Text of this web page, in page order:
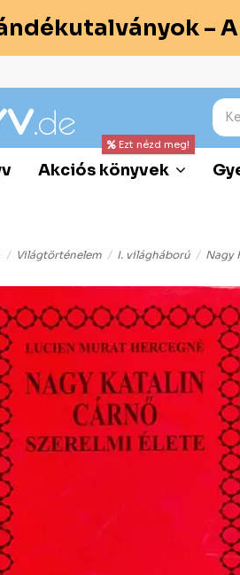
–
Akciós könyvek
Ezt nézd meg!
Világtörténelem I. világháború Nagy